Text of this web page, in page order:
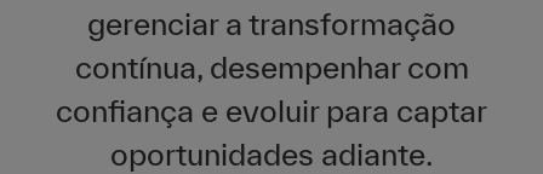
gerenciar a transformação
contínua, desempenhar com
confiança e evoluir para captar
oportunidades adiante.